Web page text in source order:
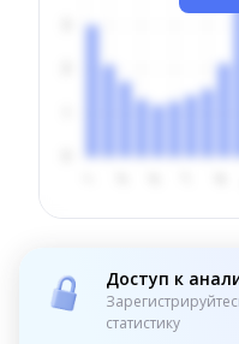
Доступ к
статистику